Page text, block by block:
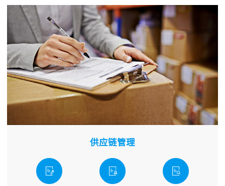
供应链管理